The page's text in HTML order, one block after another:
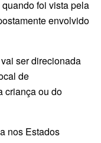
foi vista pela
envolvido
ser direcionada
de
criança ou do
nos Estados